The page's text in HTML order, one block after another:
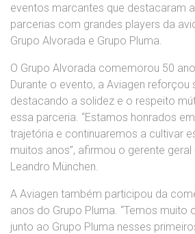
eventos marcantes que destacaram
parcerias com grandes players da
Grupo Alvorada e Grupo Pluma.
O Grupo Alvorada comemorou 50
Durante o evento, a Aviagen
destacando a solidez e o respeito
essa parceria. “Estamos honrados
trajetória e continuaremos a cultivar
muitos anos”, afirmou o gerente geral
Leandro München.
A Aviagen também participou da
anos do Grupo Pluma. “Temos muito
junto ao Grupo Pluma nesses